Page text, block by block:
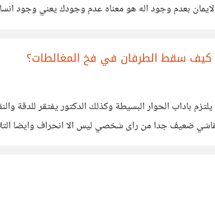
بعدم وجود اله هو معناه عدم وجودك يعني وجود
باداب الحوار البسيطة وكذلك الدكتور يفتقر
ضعيف جدا من راى شخصي ليس الا انحراف وايضا